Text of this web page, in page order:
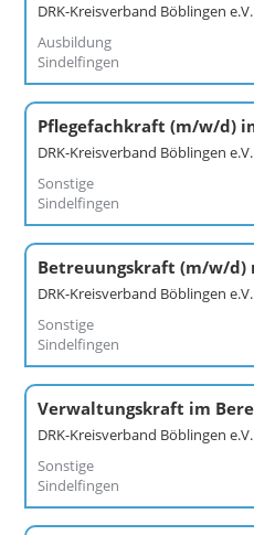
DRK-Kreisverband Böblingen e.V.
Ausbildung
Sindelfingen
DRK-Kreisverband Böblingen e.V.
Sonstige
Sindelfingen
DRK-Kreisverband Böblingen e.V.
Sonstige
Sindelfingen
DRK-Kreisverband Böblingen e.V.
Sonstige
Sindelfingen